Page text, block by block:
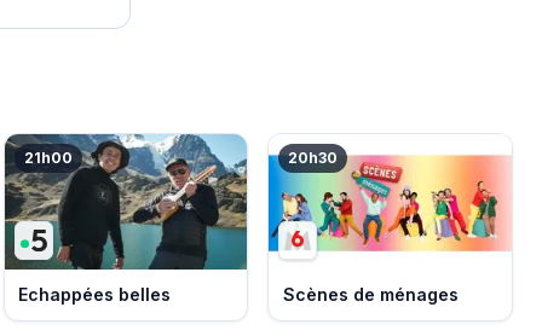
21h00
Echappées belles
20h30
Scènes de ménages